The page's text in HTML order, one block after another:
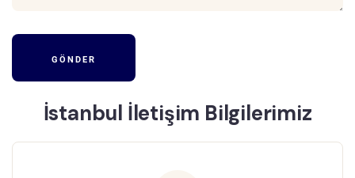
İstanbul İletişim Bilgilerimiz